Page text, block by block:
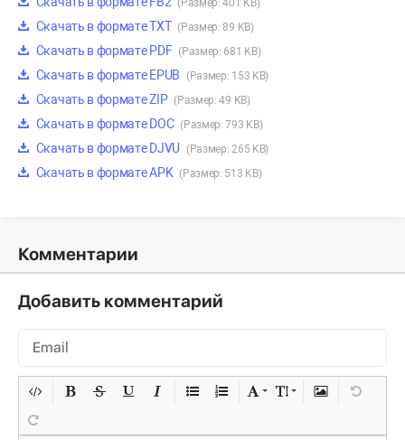
Скачать в формате TXT (Размер: 89 KB)
Скачать в формате PDF (Размер: 681 KB)
Скачать в формате EPUB (Размер: 153 KB)
Скачать в формате ZIP (Размер: 49 KB)
Скачать в формате DOC (Размер: 793 KB)
Скачать в формате DJVU (Размер: 265 KB)
Скачать в формате APK (Размер: 513 KB)
Комментарии
Добавить комментарий